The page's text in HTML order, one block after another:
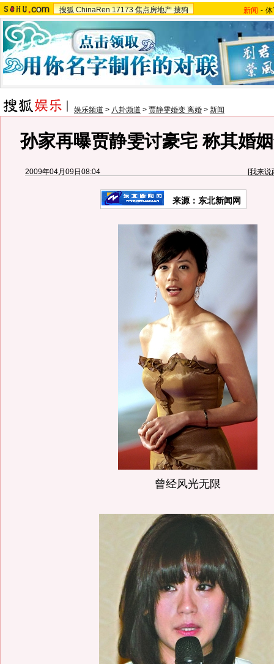
搜狐 ChinaRen 17173 焦点房地产 搜狗 新闻 -
娱乐频道 > 八卦频道 > 贾静雯婚变 离婚 > 新闻
孙家再曝贾静雯讨豪宅 称其婚
2009年04月09日08:04 [我来说
来源：东北新闻网
曾经风光无限